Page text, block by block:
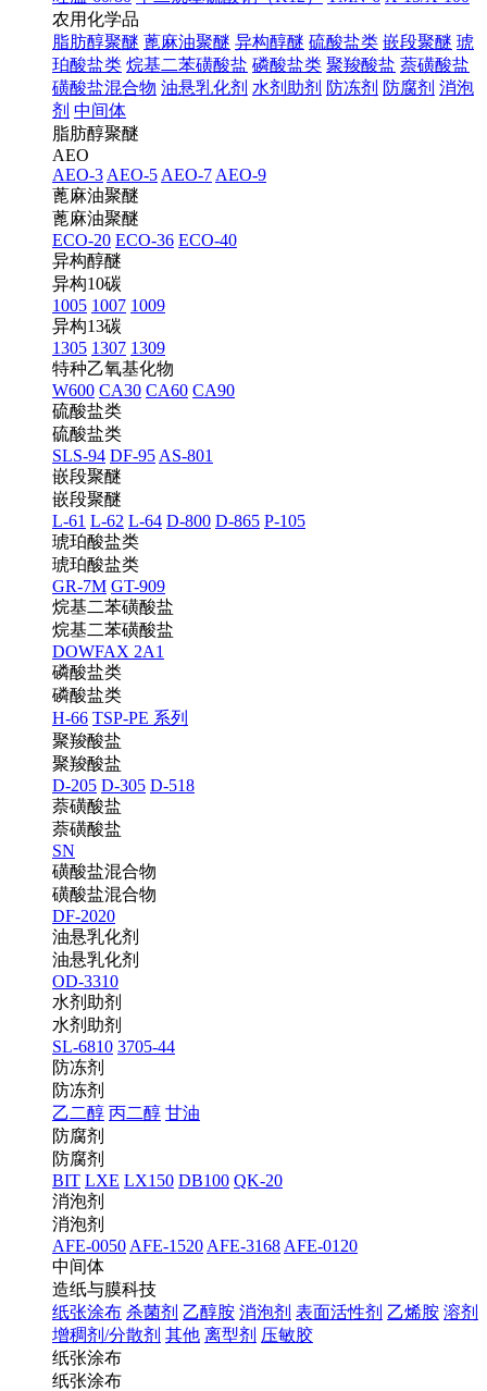
农用化学品
脂肪醇聚醚 蓖麻油聚醚 异构醇醚 硫酸盐类 嵌段聚醚 琥
珀酸盐类 烷基二苯磺酸盐 磷酸盐类 聚羧酸盐 萘磺酸盐
磺酸盐混合物 油悬乳化剂 水剂助剂 防冻剂 防腐剂 消泡
剂 中间体
脂肪醇聚醚
AEO
AEO-3 AEO-5 AEO-7 AEO-9
蓖麻油聚醚
蓖麻油聚醚
ECO-20 ECO-36 ECO-40
异构醇醚
异构10碳
1005 1007 1009
异构13碳
1305 1307 1309
特种乙氧基化物
W600 CA30 CA60 CA90
硫酸盐类
硫酸盐类
SLS-94 DF-95 AS-801
嵌段聚醚
嵌段聚醚
L-61 L-62 L-64 D-800 D-865 P-105
琥珀酸盐类
琥珀酸盐类
GR-7M GT-909
烷基二苯磺酸盐
烷基二苯磺酸盐
DOWFAX 2A1
磷酸盐类
磷酸盐类
H-66 TSP-PE 系列
聚羧酸盐
聚羧酸盐
D-205 D-305 D-518
萘磺酸盐
萘磺酸盐
SN
磺酸盐混合物
磺酸盐混合物
DF-2020
油悬乳化剂
油悬乳化剂
OD-3310
水剂助剂
水剂助剂
SL-6810 3705-44
防冻剂
防冻剂
乙二醇 丙二醇 甘油
防腐剂
防腐剂
BIT LXE LX150 DB100 QK-20
消泡剂
消泡剂
AFE-0050 AFE-1520 AFE-3168 AFE-0120
中间体
造纸与膜科技
纸张涂布 杀菌剂 乙醇胺 消泡剂 表面活性剂 乙烯胺 溶剂
增稠剂/分散剂 其他 离型剂 压敏胶
纸张涂布
纸张涂布